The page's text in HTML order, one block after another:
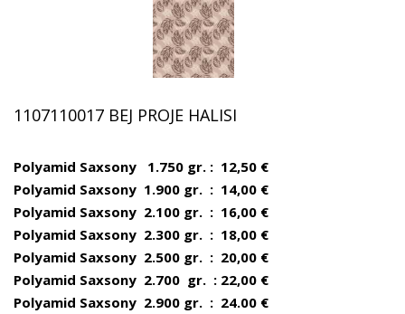
1107110017 BEJ PROJE HALISI
Polyamid Saxsony 1.750 gr. : 12,50 €
Polyamid Saxsony 1.900 gr. : 14,00 €
Polyamid Saxsony 2.100 gr. : 16,00 €
Polyamid Saxsony 2.300 gr. : 18,00 €
Polyamid Saxsony 2.500 gr. : 20,00 €
Polyamid Saxsony 2.700 gr. : 22,00 €
Polyamid Saxsony 2.900 gr. : 24.00 €